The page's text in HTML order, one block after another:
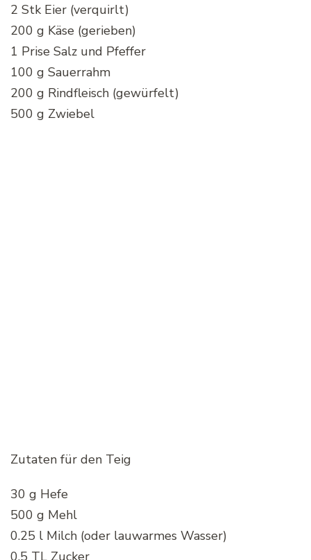
2 Stk Eier (verquirlt)
200 g Käse (gerieben)
1 Prise Salz und Pfeffer
100 g Sauerrahm
200 g Rindfleisch (gewürfelt)
500 g Zwiebel
Zutaten für den Teig
30 g Hefe
500 g Mehl
0.25 l Milch (oder lauwarmes Wasser)
0.5 TL Zucker